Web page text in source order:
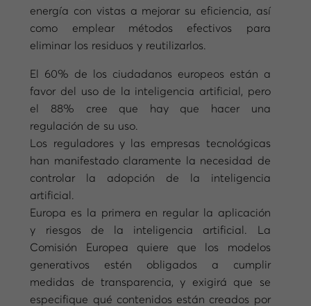
energía con vistas a mejorar su eficiencia, así
como emplear métodos efectivos para
eliminar los residuos y reutilizarlos.
El 60% de los ciudadanos europeos están a
favor del uso de la inteligencia artificial, pero
el 88% cree que hay que hacer una
regulación de su uso.
Los reguladores y las empresas tecnológicas
han manifestado claramente la necesidad de
controlar la adopción de la inteligencia
artificial.
Europa es la primera en regular la aplicación
y riesgos de la inteligencia artificial. La
Comisión Europea quiere que los modelos
generativos estén obligados a cumplir
medidas de transparencia, y exigirá que se
especifique qué contenidos están creados por